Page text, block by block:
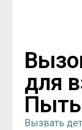
для
Вызвать